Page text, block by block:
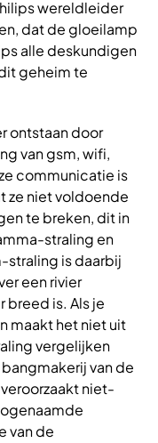
wereldleider
dat de gloeilamp
alle deskundigen
geheim te
ontstaan door
van gsm, wifi,
communicatie is
ze niet voldoende
te breken, dit in
straling en
straling is daarbij
een rivier
is. Als je
maakt het niet uit
vergelijken
van de
niet-
van de